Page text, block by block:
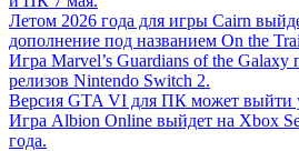
Летом 2026 года для игры Cairn
дополнение под названием On the
Игра Marvel’s Guardians of the Galaxy
релизов Nintendo Switch 2.
Версия GTA VI для ПК может выйти
Игра Albion Online выйдет на Xbox
года.